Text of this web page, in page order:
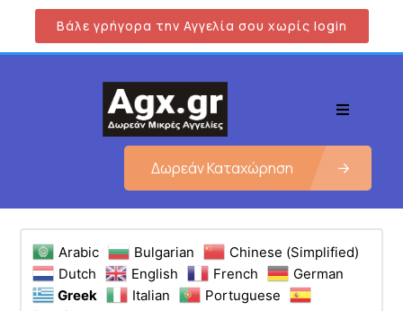
Βάλε γρήγορα την Αγγελία σου χωρίς login
Δωρεάν Καταχώρηση
Arabic Bulgarian
Chinese (Simplified)
Dutch
English French
German
Greek
Italian
Portuguese